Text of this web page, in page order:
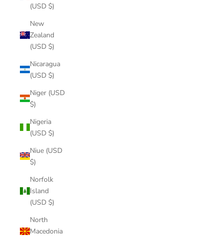
(USD $)
New
Zealand
(USD $)
Nicaragua
(USD $)
Niger (USD
$)
Nigeria
(USD $)
Niue (USD
$)
Norfolk
Island
(USD $)
North
Macedonia